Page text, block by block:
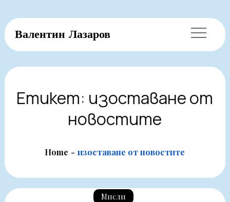
Skip
to
content
Валентин Лазаров
Етикет: изоставане от
новостите
Home изоставане от новостите
Мисли